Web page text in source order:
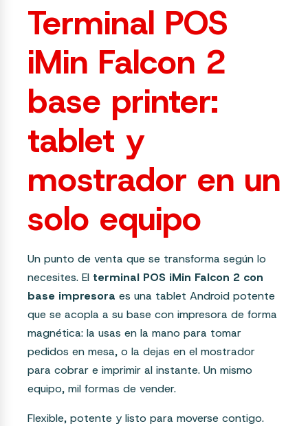
Terminal POS
iMin Falcon 2
base printer:
tablet y
mostrador en un
solo equipo
Un punto de venta que se transforma según lo
necesites. El terminal POS iMin Falcon 2 con
base impresora es una tablet Android potente
que se acopla a su base con impresora de forma
magnética: la usas en la mano para tomar
pedidos en mesa, o la dejas en el mostrador
para cobrar e imprimir al instante. Un mismo
equipo, mil formas de vender.
Flexible, potente y listo para moverse contigo.